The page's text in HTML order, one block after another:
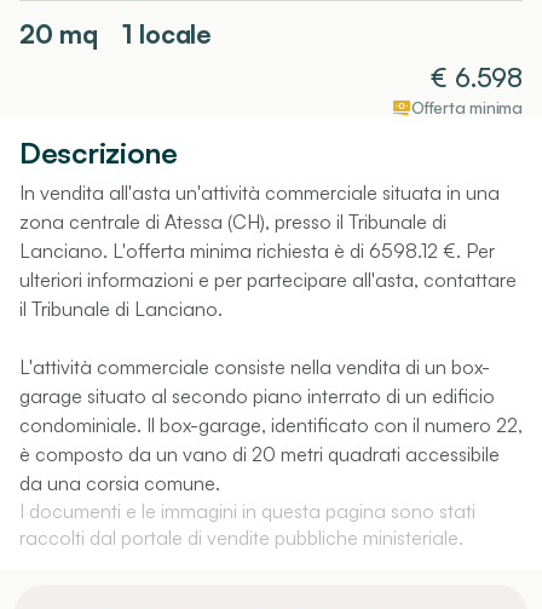
20 mq
1 locale
€ 6.598
Offerta minima
Descrizione
In vendita all'asta un'attività commerciale situata in una
zona centrale di Atessa (CH), presso il Tribunale di
Lanciano. L'offerta minima richiesta è di 6598.12 €. Per
ulteriori informazioni e per partecipare all'asta, contattare
il Tribunale di Lanciano.
L'attività commerciale consiste nella vendita di un box-
garage situato al secondo piano interrato di un edificio
condominiale. Il box-garage, identificato con il numero 22,
è composto da un vano di 20 metri quadrati accessibile
da una corsia comune.
I documenti e le immagini in questa pagina sono stati
raccolti dal portale di vendite pubbliche ministeriale.